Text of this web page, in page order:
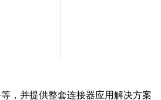
，并提供整套连接器应用解决方案